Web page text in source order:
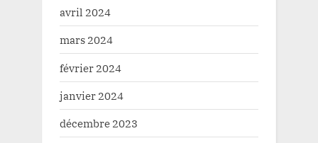
avril 2024
mars 2024
février 2024
janvier 2024
décembre 2023